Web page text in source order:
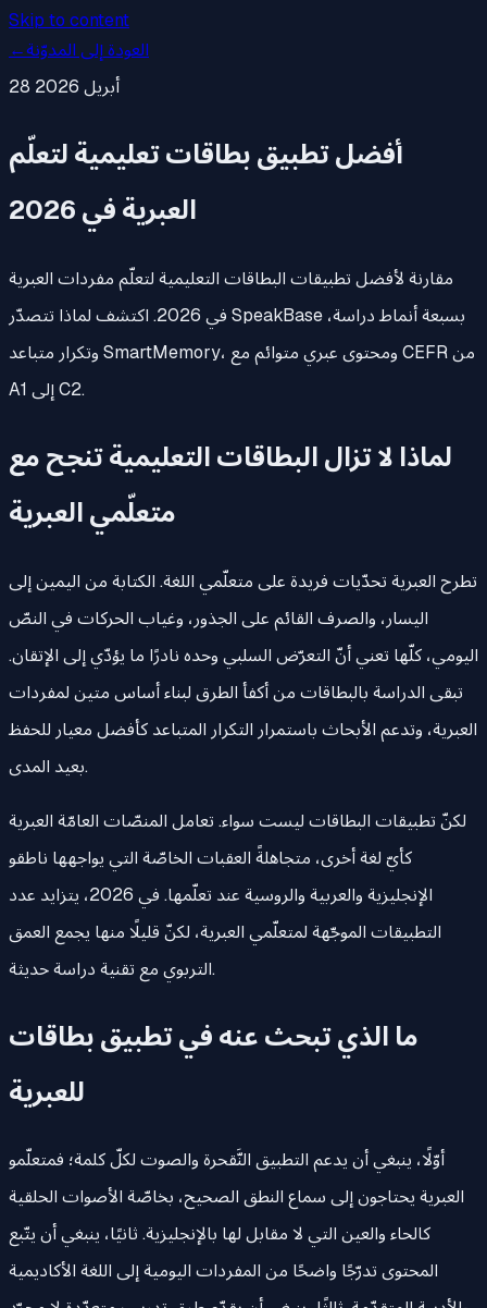
Skip to content
←العودة إلى المدوّنة
28 أبريل 2026
أفضل تطبيق بطاقات تعليمية لتعلّم
العبرية في 2026
مقارنة لأفضل تطبيقات البطاقات التعليمية لتعلّم مفردات العبرية
في 2026. اكتشف لماذا تتصدّر SpeakBase بسبعة أنماط دراسة،
وتكرار متباعد SmartMemory، ومحتوى عبري متوائم مع CEFR من
A1 إلى C2.
لماذا لا تزال البطاقات التعليمية تنجح مع
متعلّمي العبرية
تطرح العبرية تحدّيات فريدة على متعلّمي اللغة. الكتابة من اليمين إلى
اليسار، والصرف القائم على الجذور، وغياب الحركات في النصّ
اليومي، كلّها تعني أنّ التعرّض السلبي وحده نادرًا ما يؤدّي إلى الإتقان.
تبقى الدراسة بالبطاقات من أكفأ الطرق لبناء أساس متين لمفردات
العبرية، وتدعم الأبحاث باستمرار التكرار المتباعد كأفضل معيار للحفظ
بعيد المدى.
لكنّ تطبيقات البطاقات ليست سواء. تعامل المنصّات العامّة العبرية
كأيّ لغة أخرى، متجاهلةً العقبات الخاصّة التي يواجهها ناطقو
الإنجليزية والعربية والروسية عند تعلّمها. في 2026، يتزايد عدد
التطبيقات الموجّهة لمتعلّمي العبرية، لكنّ قليلًا منها يجمع العمق
التربوي مع تقنية دراسة حديثة.
ما الذي تبحث عنه في تطبيق بطاقات
للعبرية
أوّلًا، ينبغي أن يدعم التطبيق النَّقحرة والصوت لكلّ كلمة؛ فمتعلّمو
العبرية يحتاجون إلى سماع النطق الصحيح، بخاصّة الأصوات الحلقية
كالحاء والعين التي لا مقابل لها بالإنجليزية. ثانيًا، ينبغي أن يتّبع
المحتوى تدرّجًا واضحًا من المفردات اليومية إلى اللغة الأكاديمية